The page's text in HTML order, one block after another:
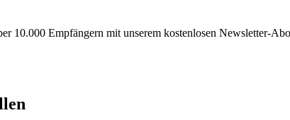
10.000 Empfängern mit unserem kostenlosen Newsletter-